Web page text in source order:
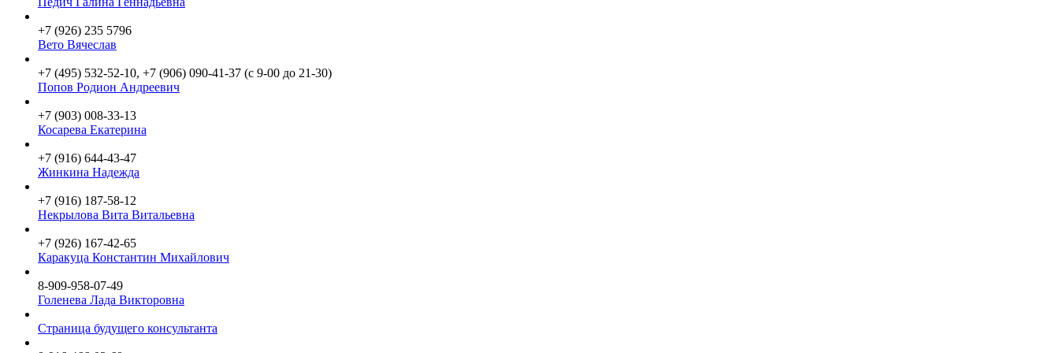
+7 (926) 235 5796
Вето Вячеслав
+7 (495) 532-52-10, +7 (906) 090-41-37 (с 9-00 до 21-30)
Попов Родион Андреевич
+7 (903) 008-33-13
Косарева Екатерина
+7 (916) 644-43-47
Жинкина Надежда
+7 (916) 187-58-12
Некрылова Вита Витальевна
+7 (926) 167-42-65
Каракуца Константин Михайлович
8-909-958-07-49
Голенева Лада Викторовна
Страница будущего консультанта